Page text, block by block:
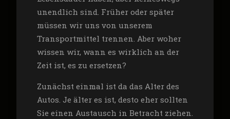
unendlich sind. Früher oder später
müssen wir uns von unserem
Transportmittel trennen. Aber woher
wissen wir, wann es wirklich an der
Zeit ist, es zu ersetzen?
Zunächst einmal ist da das Alter des
Autos. Je älter es ist, desto eher sollten
Sie einen Austausch in Betracht ziehen.